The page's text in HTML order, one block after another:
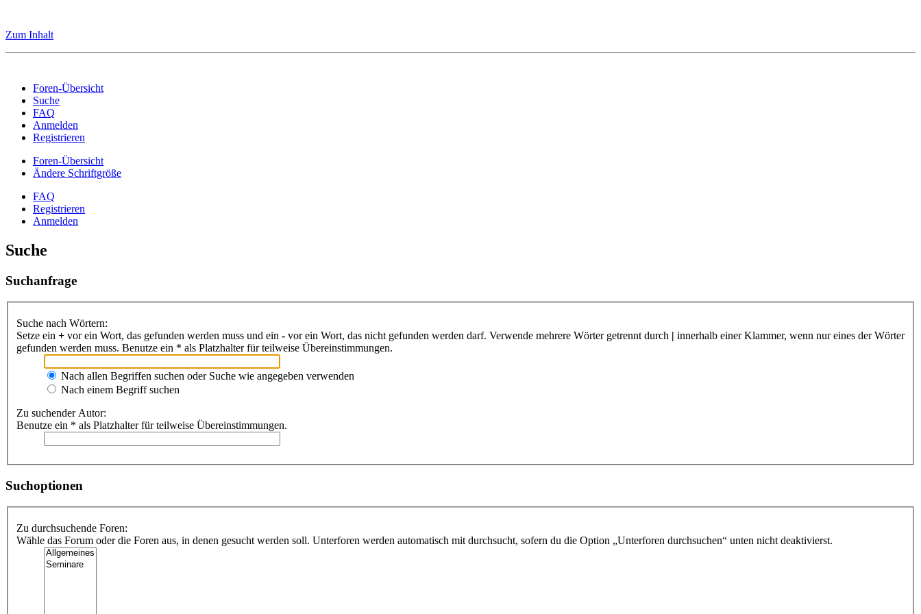
Zum Inhalt
Foren-Übersicht
Suche
FAQ
Anmelden
Registrieren
Foren-Übersicht
Ändere Schriftgröße
FAQ
Registrieren
Anmelden
Suche
Suchanfrage
Suche nach Wörtern:
Setze ein + vor ein Wort, das gefunden werden muss und ein - vor ein Wort, das nicht gefunden werden darf. Verwende mehrere Wörter getrennt durch | innerhalb einer Klammer, wenn nur eines der Wörter
gefunden werden muss. Benutze ein * als Platzhalter für teilweise Übereinstimmungen.
Nach allen Begriffen suchen oder Suche wie angegeben verwenden
Nach einem Begriff suchen
Zu suchender Autor:
Benutze ein * als Platzhalter für teilweise Übereinstimmungen.
Suchoptionen
Zu durchsuchende Foren:
Wähle das Forum oder die Foren aus, in denen gesucht werden soll. Unterforen werden automatisch mit durchsucht, sofern du die Option „Unterforen durchsuchen“ unten nicht deaktivierst.